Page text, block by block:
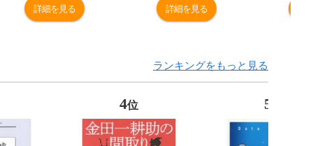
詳細を見る 詳細を見る
ランキングをもっと見る
4位 5